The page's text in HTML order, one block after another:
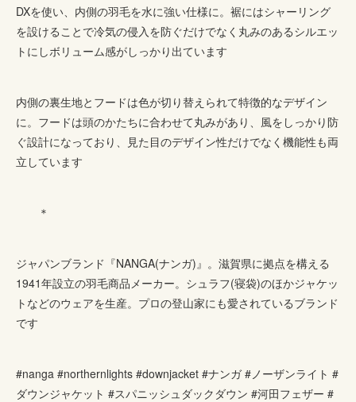
DXを使い、内側の羽毛を水に強い仕様に。裾にはシャーリング
を設けることで冷気の侵入を防ぐだけでなく丸みのあるシルエッ
トにしボリューム感がしっかり出ています
内側の裏生地とフードは色が切り替えられて特徴的なデザイン
に。フードは頭のかたちに合わせて丸みがあり、風をしっかり防
ぐ設計になっており、見た目のデザイン性だけでなく機能性も両
立しています
＊
ジャパンブランド『NANGA(ナンガ)』。滋賀県に拠点を構える
1941年設立の羽毛商品メーカー。シュラフ(寝袋)のほかジャケッ
トなどのウェアを生産。プロの登山家にも愛されているブランド
です
#nanga #northernlights #downjacket #ナンガ #ノーザンライト #
ダウンジャケット #スパニッシュダックダウン #河田フェザー #